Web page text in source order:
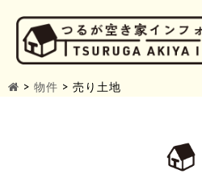
> 物件 > 売り土地